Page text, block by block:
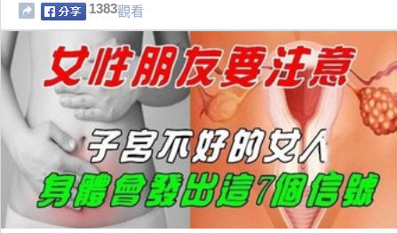
1383觀看